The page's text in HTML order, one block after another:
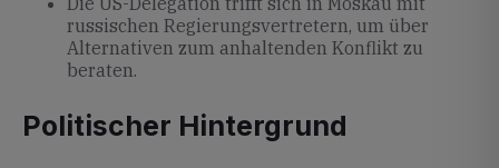
russischen Regierungsvertretern, um über
Alternativen zum anhaltenden Konflikt zu
beraten.
Politischer Hintergrund